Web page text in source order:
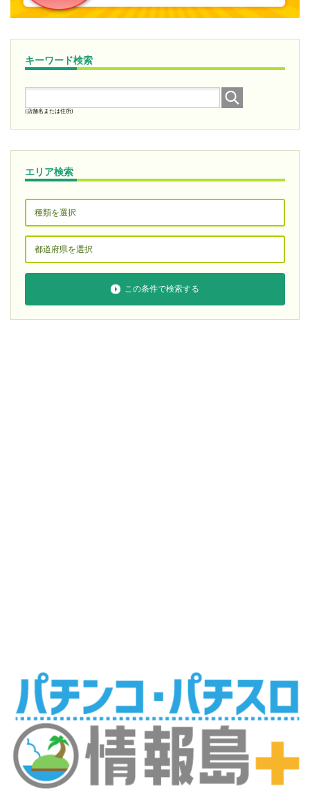
キーワード検索
(店舗名または住所)
エリア検索
この条件で検索する